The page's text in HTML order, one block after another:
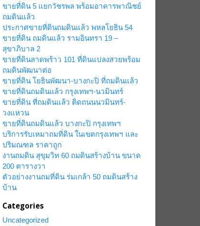
ขายที่ดิน 5 แยกวัชรพล พร้อมอาคารพาณิชย์
ถมดินแล้ว
ประกาศขายที่ดินถมดินแล้ว พหลโยธิน 54
ขายที่ดิน ถมดินแล้ว รามอินทรา 19 –
สุขาภิบาล 2
ขายที่ดินลาดพร้าว 101 ที่ดินแปลงสวยพร้อม
ถมดินพัฒนาต่อ
ขายที่ดิน โยธินพัฒนา-บางกะปิ ที่ถมดินแล้ว
ขายที่ดินถมดินแล้ว กรุงเทพฯ-นวมินทร์
ขายที่ดิน ที่ถมดินแล้ว ติดถนนนวมินทร์-
วงแหวน
ขายที่ดินถมดินแล้ว บางกะปิ กรุงเทพฯ
บริการรับเหมาถมที่ดิน ในเขตกรุงเทพฯ และ
ปริมณฑล ราคาถูก
งานถมดิน สุขุมวิท 60 ถมดินสร้างบ้าน ขนาด
200 ตารางวา
ตัวอย่างงานถมที่ดิน ร่มเกล้า 50 ถมดินสร้าง
บ้าน
Categories
Uncategorized